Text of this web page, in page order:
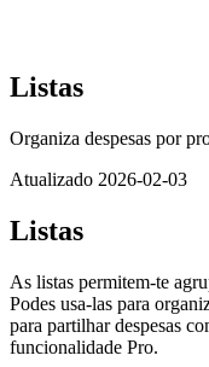
Listas
Organiza despesas por
Atualizado 2026-02-03
Listas
As listas permitem-te
Podes usa-las para
para partilhar despesas
funcionalidade Pro.